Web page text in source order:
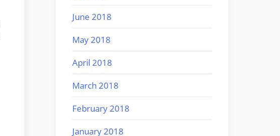
June 2018
May 2018
April 2018
March 2018
February 2018
January 2018